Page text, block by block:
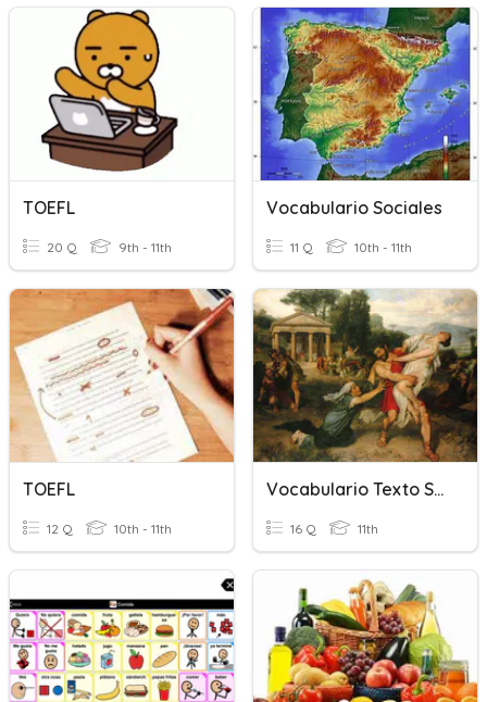
TOEFL
20 Q 9th - 11th
Vocabulario Sociales
11 Q 10th - 11th
TOEFL
12 Q 10th - 11th
Vocabulario Texto Sabinas
16 Q 11th